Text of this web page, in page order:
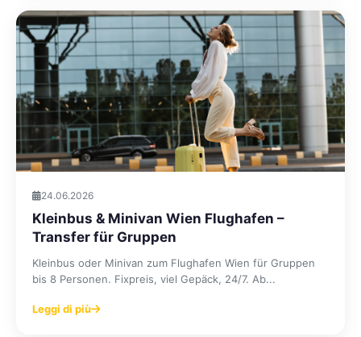
24.06.2026
Kleinbus & Minivan Wien Flughafen –
Transfer für Gruppen
Kleinbus oder Minivan zum Flughafen Wien für Gruppen
bis 8 Personen. Fixpreis, viel Gepäck, 24/7. Ab...
Leggi di più